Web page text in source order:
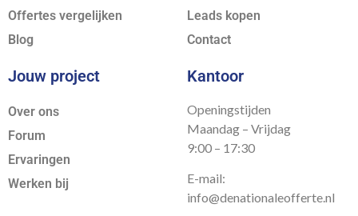
Offertes vergelijken
Blog
Leads kopen
Contact
Jouw project
Over ons
Forum
Ervaringen
Werken bij
Kantoor
Openingstijden
Maandag – Vrijdag
9:00 – 17:30
E-mail:
info@denationaleofferte.nl